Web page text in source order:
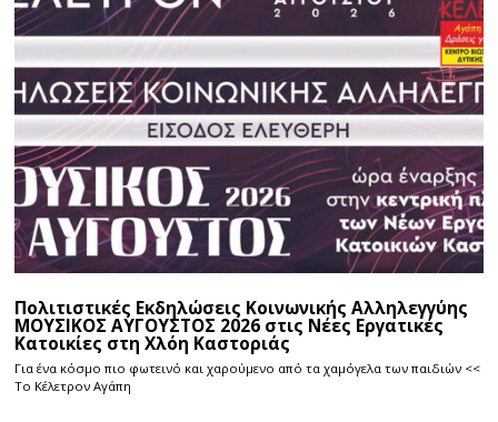
Πολιτιστικές Εκδηλώσεις Κοινωνικής Αλληλεγγύης
ΜΟΥΣΙΚΟΣ ΑΥΓΟΥΣΤΟΣ 2026 στις Νέες Εργατικές
Κατοικίες στη Χλόη Καστοριάς
Για ένα κόσμο πιο φωτεινό και χαρούμενο από τα χαμόγελα των παιδιών <<
Το Κέλετρον Αγάπη